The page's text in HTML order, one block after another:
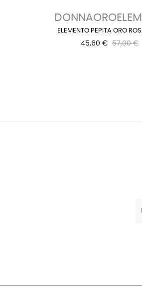
ELEMENTO PEPITA ORO
45,60 € 57,00 €